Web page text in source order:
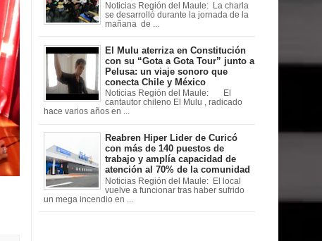
Noticias Región del Maule: La charla
se desarrolló durante la jornada de la
mañana de ...
El Mulu aterriza en Constitución
con su “Gota a Gota Tour” junto a
Pelusa: un viaje sonoro que
conecta Chile y México
Noticias Región del Maule: El
cantautor chileno El Mulu , radicado
hace varios años en ...
Reabren Hiper Lider de Curicó
con más de 140 puestos de
trabajo y amplía capacidad de
atención al 70% de la comunidad
Noticias Región del Maule: El local
vuelve a funcionar tras haber sufrido
un mega incendio en ...